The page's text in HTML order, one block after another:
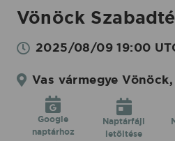
Vönöck
2025/08/09 19:00
Vas vármegye
Google
naptárhoz
Naptárfájl
letöltése